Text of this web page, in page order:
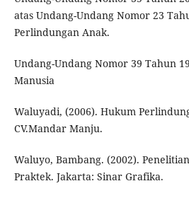
atas Undang-Undang Nomor 23
Perlindungan Anak.
Undang-Undang Nomor 39 Tahun
Manusia
Waluyadi, (2006). Hukum
CV.Mandar Manju.
Waluyo, Bambang. (2002).
Praktek. Jakarta: Sinar Grafika.